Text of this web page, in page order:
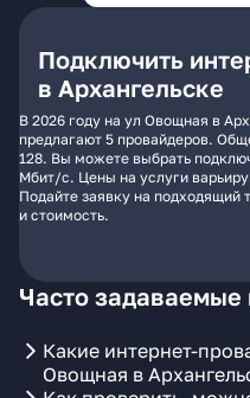
Подключить
в Архангельске
В 2026 году на ул Овощная в
предлагают 5 провайдеров.
128. Вы можете выбрать
Мбит/с. Цены на услуги
Подайте заявку на
и стоимость.
Часто задаваемые
Какие интернет-
Овощная в